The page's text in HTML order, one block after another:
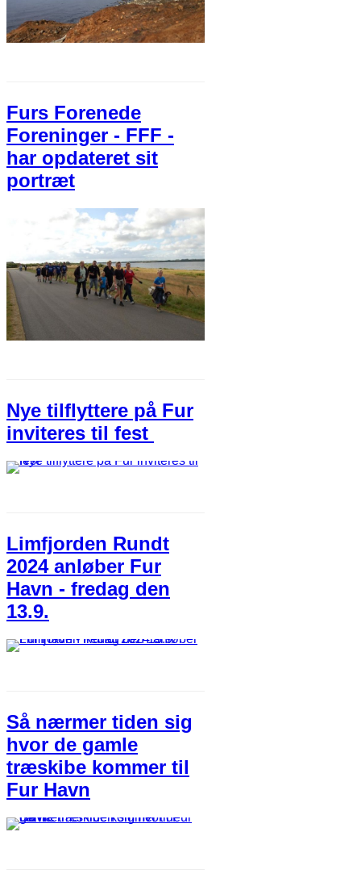
Furs Forenede
Foreninger - FFF -
har opdateret sit
portræt
Nye tilflyttere på Fur
inviteres til fest
Limfjorden Rundt
2024 anløber Fur
Havn - fredag den
13.9.
Så nærmer tiden sig
hvor de gamle
træskibe kommer til
Fur Havn